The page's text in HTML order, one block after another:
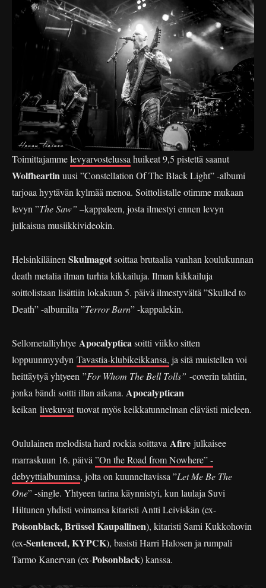
Toimittajammelevyarvostelussa huikeat 9,5 pistettä saanut
Wolfheartinuusi ”Constellation Of The Black Light” -albumi
tarjoaa hyytävän kylmää menoa. Soittolistalle otimme mukaan
levyn ”The Saw” –kappaleen, josta ilmestyi ennen levyn
julkaisua musiikkivideokin.
Helsinkiläinen Skulmagotsoittaa brutaalia vanhan koulukunnan
death metalia ilman turhia kikkailuja. Ilman kikkailuja
soittolistaan lisättiin lokakuun 5. päivä ilmestyvältä ”Skulled to
Death” -albumilta ”Terror Barn” -kappalekin.
Sellometalliyhtye Apocalypticasoitti viikko sitten
loppuunmyydyn Tavastia-klubikeikkansa, ja sitä muistellen voi
heittäytyä yhtyeen ”For Whom The Bell Tolls” -coverin tahtiin,
jonka bändi soitti illan aikana. Apocalyptican
keikan livekuvattuovat myös keikkatunnelman elävästi mieleen.
Oululainen melodista hard rockia soittava Afire julkaisee
marraskuun 16. päivä ”On the Road from Nowhere” -
debyyttialbuminsa, jolta on kuunneltavissa ”Let Me Be The
One” -single. Yhtyeen tarina käynnistyi, kun laulaja Suvi
Hiltunen yhdisti voimansa kitaristi Antti Leiviskän (ex-
Poisonblack, Brüssel Kaupallinen), kitaristi Sami Kukkohovin
(ex-Sentenced, KYPCK), basisti Harri Halosen ja rumpali
Tarmo Kanervan (ex-Poisonblack) kanssa.